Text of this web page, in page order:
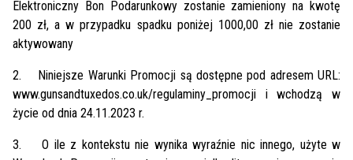
Elektroniczny Bon Podarunkowy zostanie zamieniony na kwotę
200 zł, a w przypadku spadku poniżej 1000,00 zł nie zostanie
aktywowany
2. Niniejsze Warunki Promocji są dostępne pod adresem URL:
www.gunsandtuxedos.co.uk/regulaminy_promocji i wchodzą w
życie od dnia 24.11.2023 r.
3. O ile z kontekstu nie wynika wyraźnie nic innego, użyte w